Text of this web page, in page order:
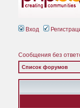
Вход
Сообщения без
Список форумов